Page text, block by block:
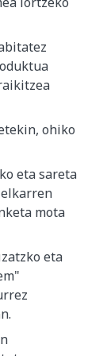
ohiko
eta sareta
mota
eta